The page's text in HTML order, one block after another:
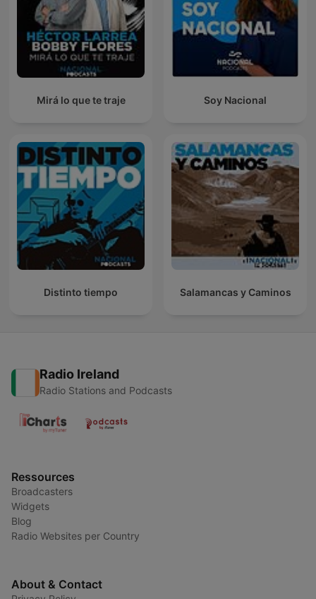
Mirá lo que te traje Soy Nacional
Distinto tiempo Salamancas y Caminos
Radio Ireland
Radio Stations and Podcasts
Ressources
Broadcasters
Widgets
Blog
Radio Websites per Country
About & Contact